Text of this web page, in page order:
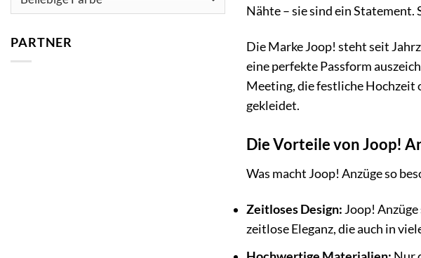
PARTNER
Nähte – sie sind ein Statement.
Die Marke Joop! steht seit
eine perfekte Passform
Meeting, die festliche Hochzeit
gekleidet.
Die Vorteile von Joop!
Was macht Joop! Anzüge so
Zeitloses Design: Joop!
zeitlose Eleganz, die auch in